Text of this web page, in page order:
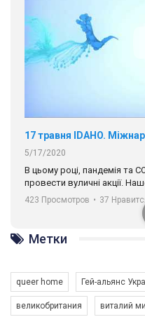
5/17/2020
навіть коли ми у різних
разом. Ми закликаємо всіх
ГАУ є в 16 областях
Разом наш голос лунає
Метки
queer home Гей-альянс
великобритания виталий